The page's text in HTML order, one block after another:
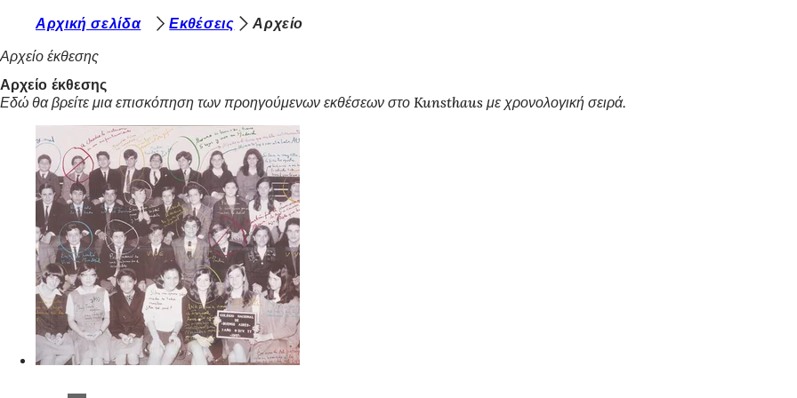
Μετάβαση στο περιεχόμενο
ρ
ί
σ
Αρχική σελίδα Εκθέσεις
Αρχείο
Αρχείο έκθεσης
Αρχείο έκθεσης
Εδώ θα βρείτε μια επισκόπηση των προηγούμενων εκθέσεων στο Kunsthaus με χρονολογική σειρά.